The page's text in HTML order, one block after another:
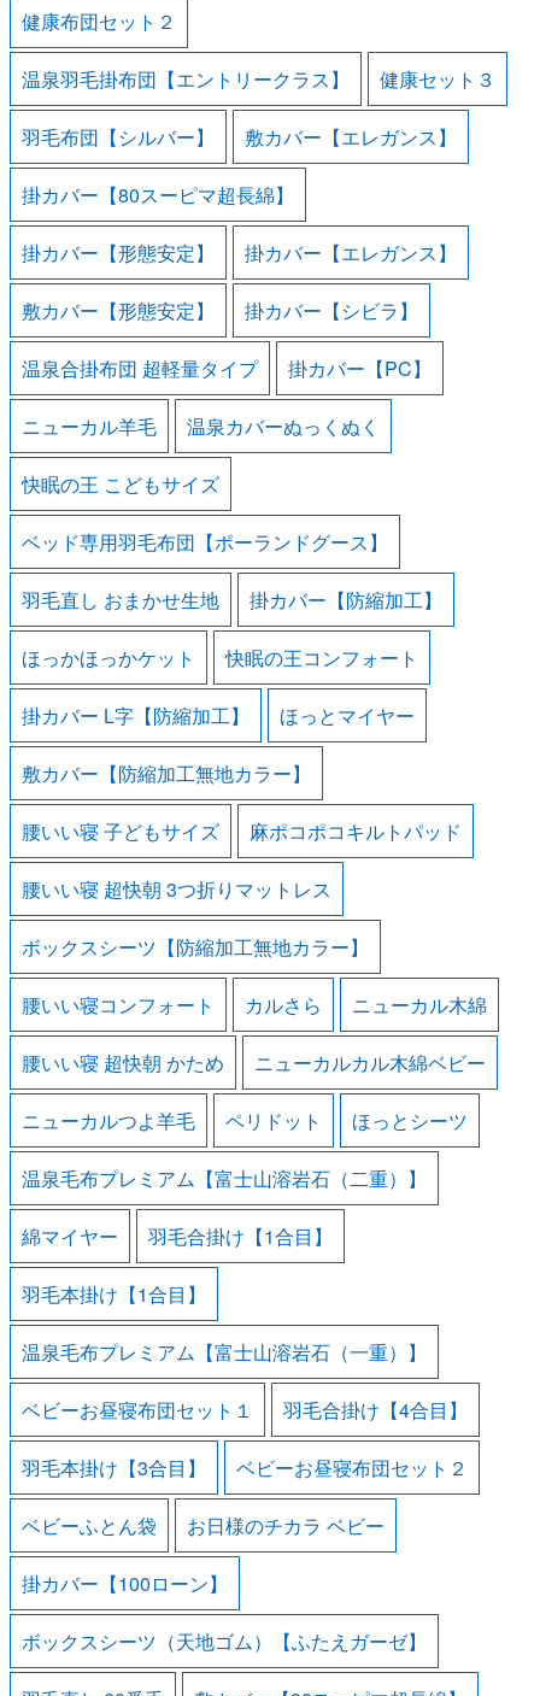
健康布団セット２
温泉羽毛掛布団【エントリークラス】 健康セット３
羽毛布団【シルバー】 敷カバー【エレガンス】
掛カバー【80スーピマ超長綿】
掛カバー【形態安定】 掛カバー【エレガンス】
敷カバー【形態安定】 掛カバー【シビラ】
温泉合掛布団 超軽量タイプ 掛カバー【PC】
ニューカル羊毛 温泉カバーぬっくぬく
快眠の王 こどもサイズ
ベッド専用羽毛布団【ポーランドグース】
羽毛直し おまかせ生地 掛カバー【防縮加工】
ほっかほっかケット 快眠の王コンフォート
掛カバー L字【防縮加工】 ほっとマイヤー
敷カバー【防縮加工無地カラー】
腰いい寝 子どもサイズ 麻ポコポコキルトパッド
腰いい寝 超快朝 3つ折りマットレス
ボックスシーツ【防縮加工無地カラー】
腰いい寝コンフォート カルさら ニューカル木綿
腰いい寝 超快朝 かため ニューカルカル木綿ベビー
ニューカルつよ羊毛 ペリドット ほっとシーツ
温泉毛布プレミアム【富士山溶岩石（二重）】
綿マイヤー 羽毛合掛け【1合目】
羽毛本掛け【1合目】
温泉毛布プレミアム【富士山溶岩石（一重）】
ベビーお昼寝布団セット１ 羽毛合掛け【4合目】
羽毛本掛け【3合目】 ベビーお昼寝布団セット２
ベビーふとん袋 お日様のチカラ ベビー
掛カバー【100ローン】
ボックスシーツ（天地ゴム）【ふたえガーゼ】